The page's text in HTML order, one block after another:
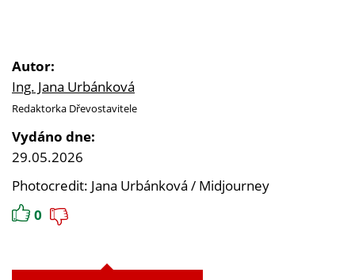
Autor:
Ing. Jana Urbánková
Redaktorka Dřevostavitele
Vydáno dne:
29.05.2026
Photocredit: Jana Urbánková / Midjourney
0